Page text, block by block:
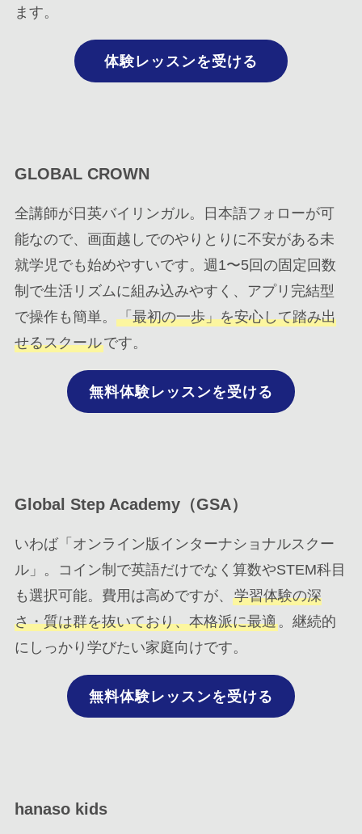
ます。
体験レッスンを受ける
GLOBAL CROWN
全講師が日英バイリンガル。日本語フォローが可
能なので、画面越しでのやりとりに不安がある未
就学児でも始めやすいです。週1〜5回の固定回数
制で生活リズムに組み込みやすく、アプリ完結型
で操作も簡単。 「最初の一歩」を安心して踏み出
せるスクールです。
無料体験レッスンを受ける
Global Step Academy（GSA）
いわば「オンライン版インターナショナルスクー
ル」。コイン制で英語だけでなく算数やSTEM科目
も選択可能。費用は高めですが、 学習体験の深
さ・質は群を抜いており、本格派に最適。継続的
にしっかり学びたい家庭向けです。
無料体験レッスンを受ける
hanaso kids